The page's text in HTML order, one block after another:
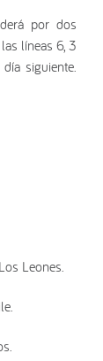
por dos
líneas 6, 3
siguiente.
Leones.